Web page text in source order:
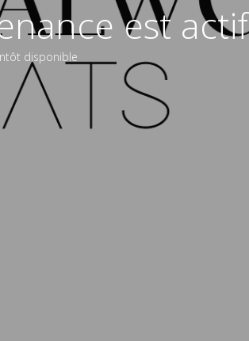
est actif
disponible